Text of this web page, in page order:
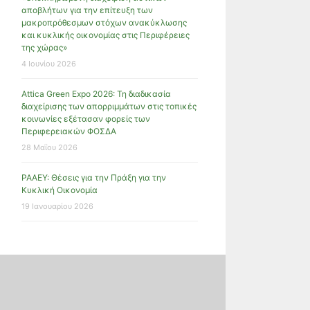
αποβλήτων για την επίτευξη των
μακροπρόθεσμων στόχων ανακύκλωσης
και κυκλικής οικονομίας στις Περιφέρειες
της χώρας»
4 Ιουνίου 2026
Attica Green Expo 2026: Τη διαδικασία
διαχείρισης των απορριμμάτων στις τοπικές
κοινωνίες εξέτασαν φορείς των
Περιφερειακών ΦΟΣΔΑ
28 Μαΐου 2026
ΡΑΑΕΥ: Θέσεις για την Πράξη για την
Κυκλική Οικονομία
19 Ιανουαρίου 2026